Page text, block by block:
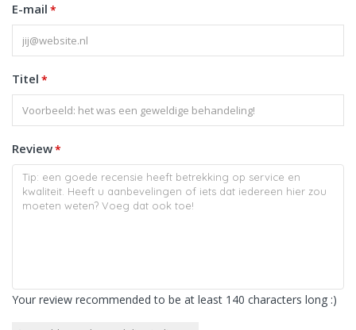
E-mail *
Titel *
Review*
Your review recommended to be at least 140 characters long :)